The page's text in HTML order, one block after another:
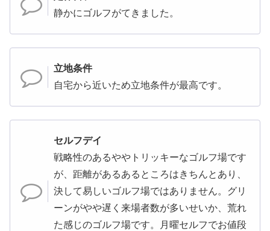
静かにゴルフがてきました。
立地条件
自宅から近いため立地条件が最高です。
セルフデイ
戦略性のあるややトリッキーなゴルフ場です
が、距離があるあるところはきちんとあり、
決して易しいゴルフ場ではありません。グリ
ーンがやや遅く来場者数が多いせいか、荒れ
た感じのゴルフ場です。月曜セルフでお値段